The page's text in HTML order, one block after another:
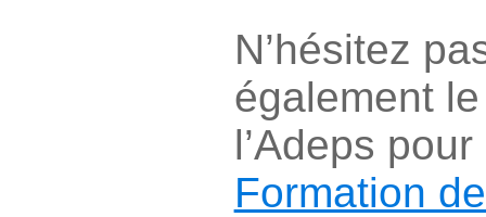
N’hésitez
également
l’Adeps
Formation